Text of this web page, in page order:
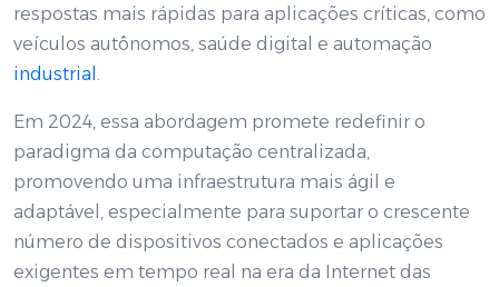
respostas mais rápidas para aplicações críticas, como
veículos autônomos, saúde digital e automação
industrial .
Em 2024, essa abordagem promete redefinir o
paradigma da computação centralizada,
promovendo uma infraestrutura mais ágil e
adaptável, especialmente para suportar o crescente
número de dispositivos conectados e aplicações
exigentes em tempo real na era da Internet das